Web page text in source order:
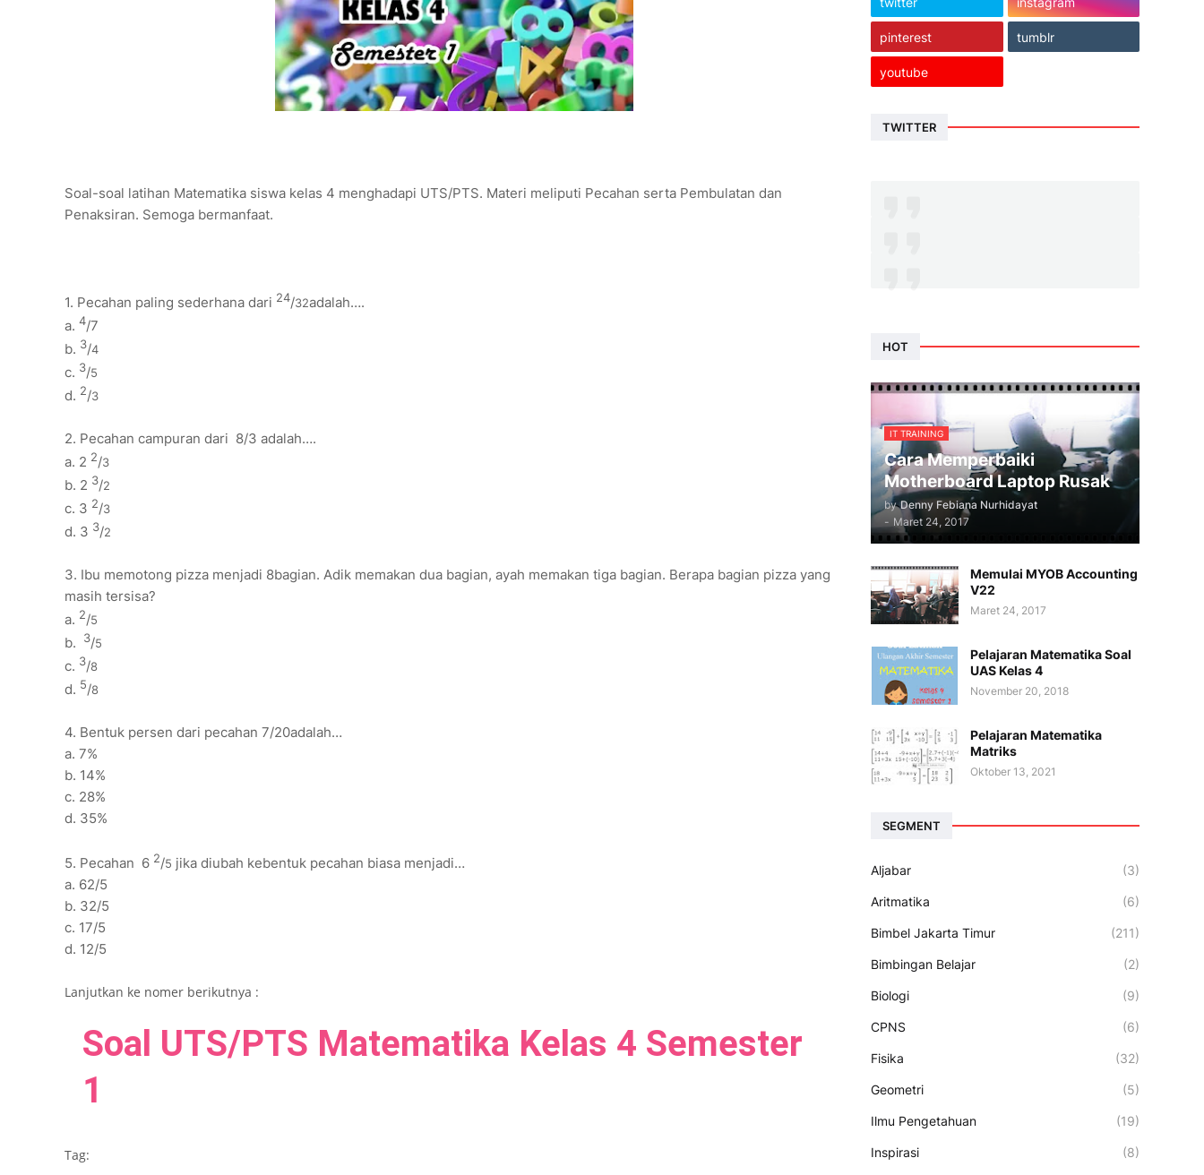
Soal-soal latihan Matematika siswa kelas 4 menghadapi UTS/PTS. Materi meliputi Pecahan serta Pembulatan dan
Penaksiran. Semoga bermanfaat.
1. Pecahan paling sederhana dari 24/32adalah….
a. 4/7
b. 3/4
c. 3/5
d. 2/3
2. Pecahan campuran dari 8/3 adalah….
a. 2 2/3
b. 2 3/2
c. 3 2/3
d. 3 3/2
3. Ibu memotong pizza menjadi 8bagian. Adik memakan dua bagian, ayah memakan tiga bagian. Berapa bagian pizza yang
masih tersisa?
a. 2/5
b. 3/5
c. 3/8
d. 5/8
4. Bentuk persen dari pecahan 7/20adalah…
a. 7%
b. 14%
c. 28%
d. 35%
5. Pecahan 6 2/5 jika diubah kebentuk pecahan biasa menjadi…
a. 62/5
b. 32/5
c. 17/5
d. 12/5
Lanjutkan ke nomer berikutnya :
Soal UTS/PTS Matematika Kelas 4 Semester
1
Tag:
pinterest tumblr
youtube
TWITTER
HOT
IT TRAINING
Cara Memperbaiki
Motherboard Laptop Rusak
by Denny Febiana Nurhidayat
- Maret 24, 2017
Memulai MYOB Accounting
V22
Maret 24, 2017
Pelajaran Matematika Soal
UAS Kelas 4
November 20, 2018
Pelajaran Matematika
Matriks
Oktober 13, 2021
SEGMENT
Aljabar (3)
Aritmatika (6)
Bimbel Jakarta Timur (211)
Bimbingan Belajar (2)
Biologi (9)
CPNS (6)
Fisika (32)
Geometri (5)
Ilmu Pengetahuan (19)
Inspirasi (8)